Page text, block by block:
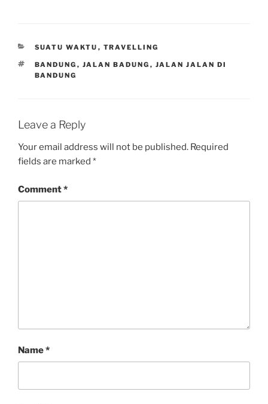
CATEGORIES
SUATU WAKTU , TRAVELLING
TAGS
BANDUNG , JALAN BADUNG , JALAN JALAN DI
BANDUNG
Leave a Reply
Your email address will not be published. Required
fields are marked *
Comment*
Name*